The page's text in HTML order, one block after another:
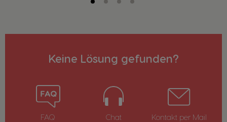
Keine Lösung gefunden?
FAQ Chat Kontakt per Mail